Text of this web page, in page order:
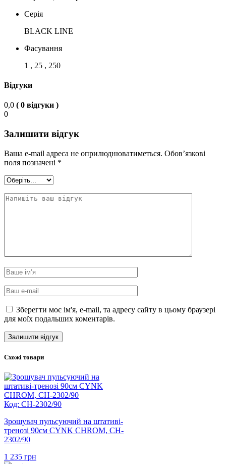
Серія
BLACK LINE
Фасування
1 , 25 , 250
Відгуки
0,0 ( 0 відгуки )
0
Залишити відгук
Ваша e-mail адреса не оприлюднюватиметься. Обов’язкові
поля позначені *
Зберегти моє ім'я, e-mail, та адресу сайту в цьому браузері
для моїх подальших коментарів.
Схожі товари
Код: CH-2302/90
Зрошувач пульсуючий на штативі-
тренозі 90см CYNK CHROM, CH-
2302/90
1 235 грн